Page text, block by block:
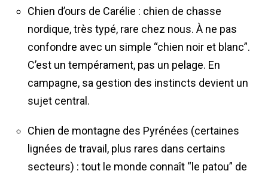
Chien d’ours de Carélie : chien de chasse
nordique, très typé, rare chez nous. À ne pas
confondre avec un simple “chien noir et blanc”.
C’est un tempérament, pas un pelage. En
campagne, sa gestion des instincts devient un
sujet central.
Chien de montagne des Pyrénées (certaines
lignées de travail, plus rares dans certains
secteurs) : tout le monde connaît “le patou” de